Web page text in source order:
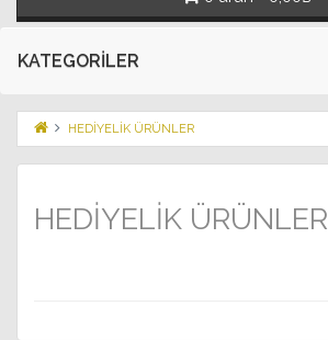
KATEGORILER
HEDİYELİK ÜRÜNLER
HEDİYELİK ÜRÜNLER